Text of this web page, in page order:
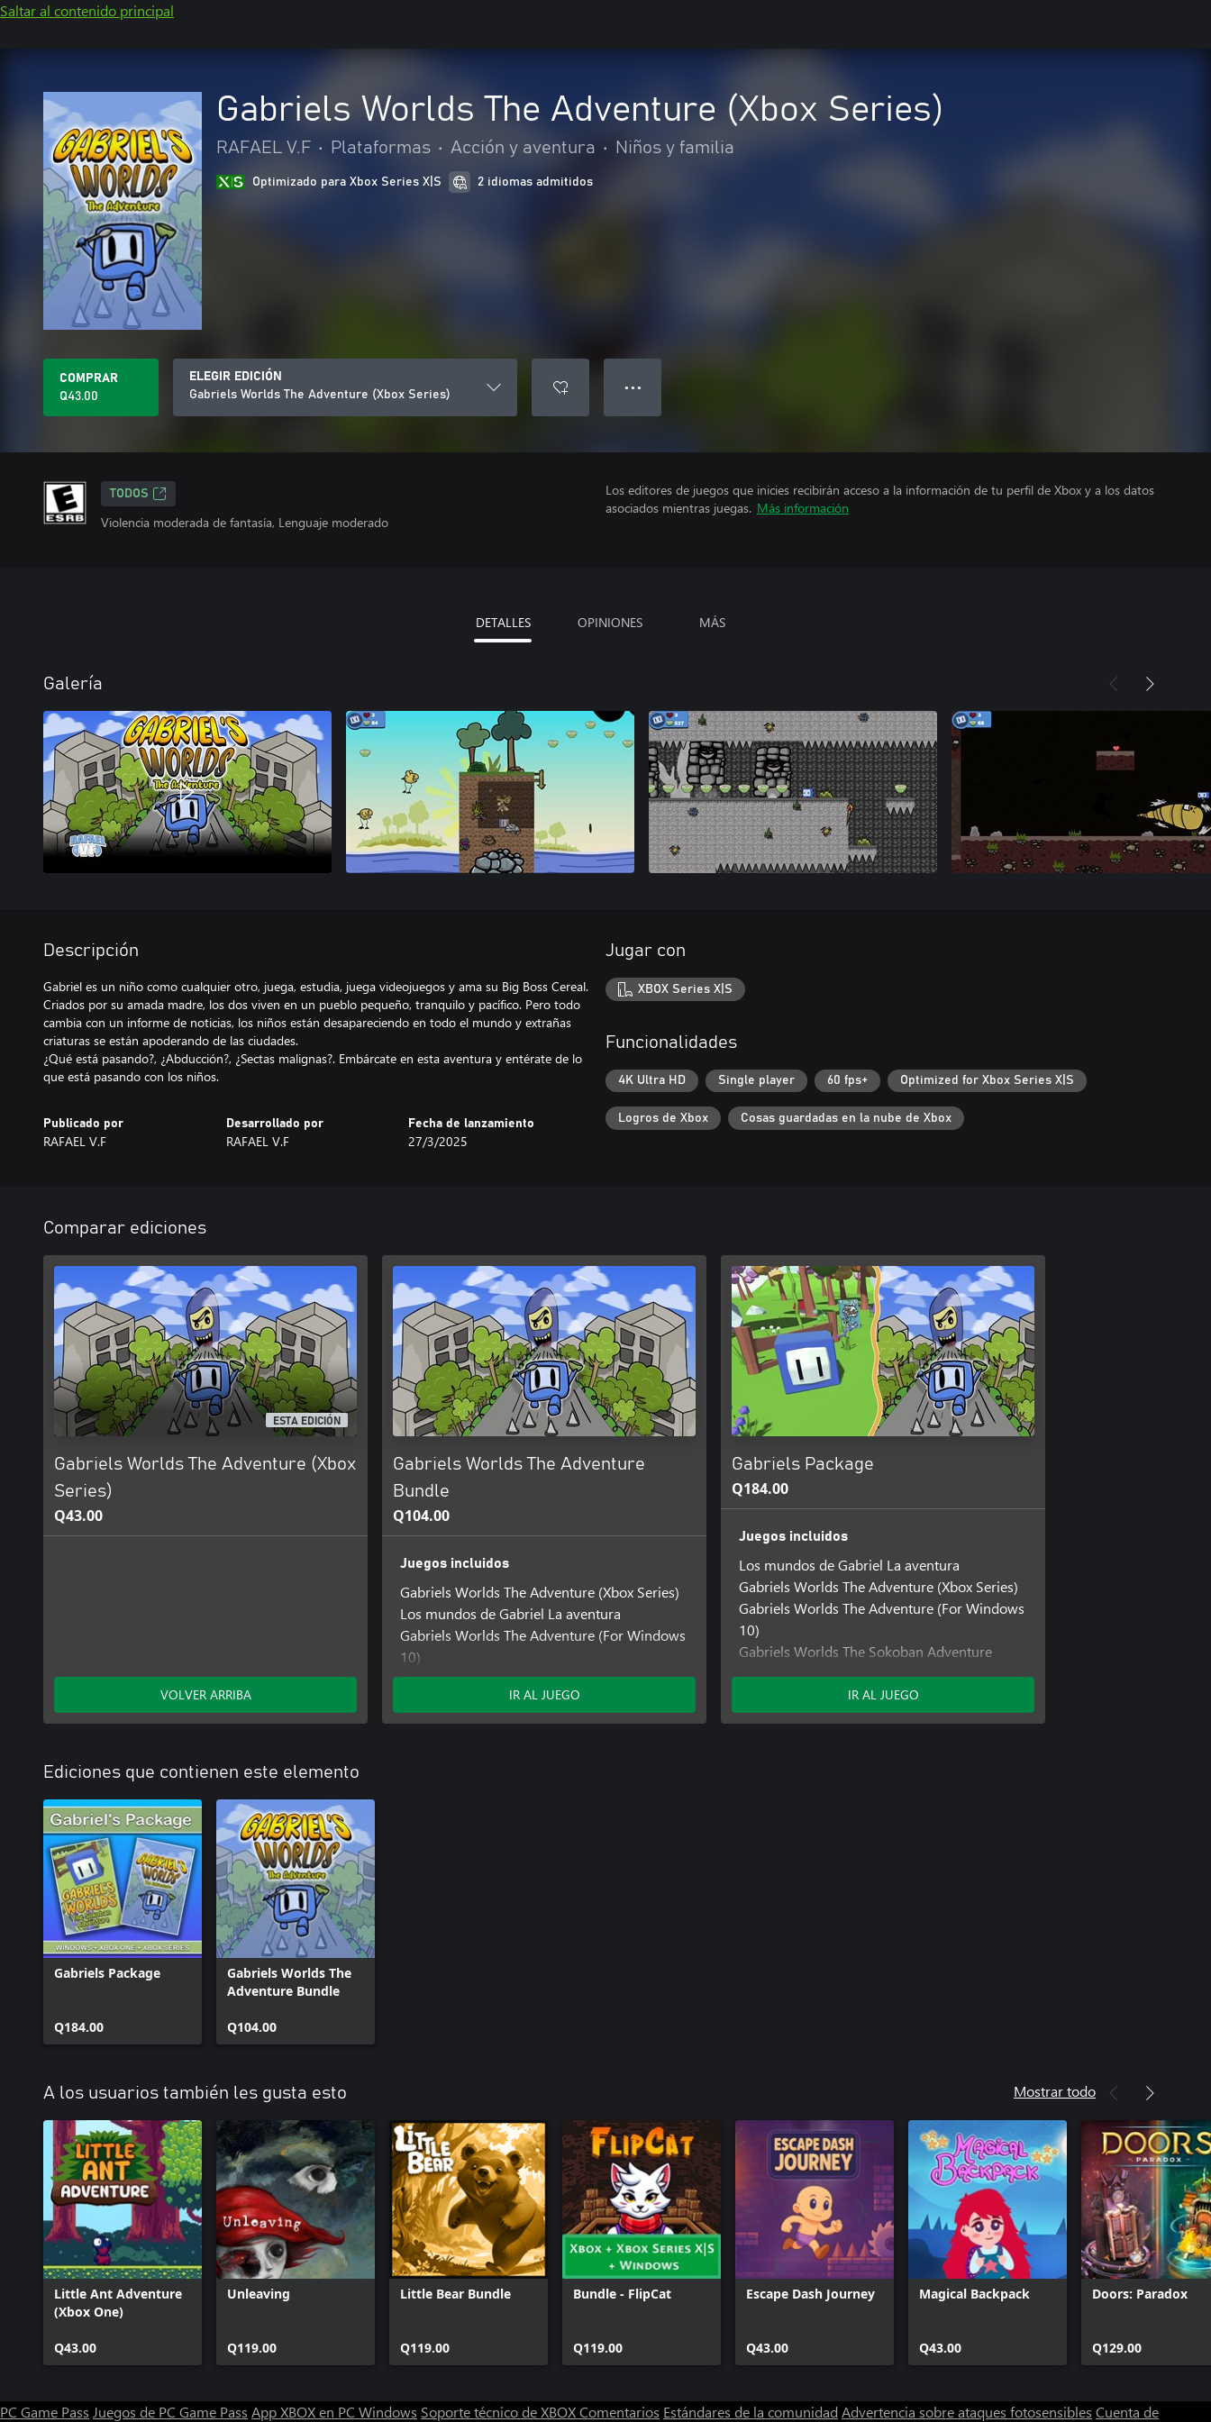
Saltar al contenido principal
Gabriels Worlds The Adventure (Xbox Series)
RAFAEL V.F • Plataformas • Acción y aventura • Niños y familia
Optimizado para Xbox Series X|S 2 idiomas admitidos
COMPRAR
Q43.00
ELEGIR EDICIÓN
Gabriels Worlds The Adventure (Xbox Series)
● ● ●
TODOS
Violencia moderada de fantasía, Lenguaje moderado
Los editores de juegos que inicies recibirán acceso a la información de tu perfil de Xbox y a los datos
asociados mientras juegas. Más información
DETALLES OPINIONES MÁS
Galería
Descripción
Gabriel es un niño como cualquier otro, juega, estudia, juega videojuegos y ama su Big Boss Cereal.
Criados por su amada madre, los dos viven en un pueblo pequeño, tranquilo y pacífico. Pero todo
cambia con un informe de noticias, los niños están desapareciendo en todo el mundo y extrañas
criaturas se están apoderando de las ciudades.
¿Qué está pasando?, ¿Abducción?, ¿Sectas malignas?. Embárcate en esta aventura y entérate de lo
que está pasando con los niños.
Publicado por
RAFAEL V.F
Desarrollado por
RAFAEL V.F
Fecha de lanzamiento
27/3/2025
Jugar con
XBOX Series X|S
Funcionalidades
4K Ultra HD Single player 60 fps+ Optimized for Xbox Series X|S
Logros de Xbox Cosas guardadas en la nube de Xbox
Comparar ediciones
ESTA EDICIÓN
Gabriels Worlds The Adventure (Xbox
Series)
Q43.00
VOLVER ARRIBA
Gabriels Worlds The Adventure
Bundle
Q104.00
Juegos incluidos
Gabriels Worlds The Adventure (Xbox Series)
Los mundos de Gabriel La aventura
Gabriels Worlds The Adventure (For Windows
10)
IR AL JUEGO
Gabriels Package
Q184.00
Juegos incluidos
Los mundos de Gabriel La aventura
Gabriels Worlds The Adventure (Xbox Series)
Gabriels Worlds The Adventure (For Windows
10)
Gabriels Worlds The Sokoban Adventure
Gabriels Worlds The Sokoban Adventure
Gabriels Worlds The Sokoban Adventure
IR AL JUEGO
Ediciones que contienen este elemento
Gabriels Package
Q184.00
Gabriels Worlds The
Adventure Bundle
Q104.00
A los usuarios también les gusta esto Mostrar todo
Little Ant Adventure
(Xbox One)
Q43.00
Unleaving
Q119.00
Little Bear Bundle
Q119.00
Bundle - FlipCat
Q119.00
Escape Dash Journey
Q43.00
Magical Backpack
Q43.00
Doors: Paradox
Q129.00
PC Game Pass Juegos de PC Game Pass App XBOX en PC Windows Soporte técnico de XBOXComentarios Estándares de la comunidad Advertencia sobre ataques fotosensibles Cuenta de